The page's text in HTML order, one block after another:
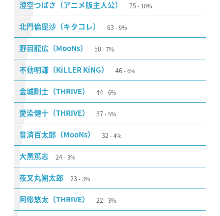
澄空つばさ（アニメ版主人公） 75 10%
北門倫毘沙（キタコレ） 63 9%
野目龍広（MooNs） 50 7%
不動明謙（KiLLER KiNG） 46 6%
金城剛士（THRIVE） 44 6%
愛染健十（THRIVE） 37 5%
音済百太郎（MooNs） 32 4%
大黒篤志 24 3%
夜叉丸朔太郎 23 3%
阿修悠太（THRIVE） 22 3%